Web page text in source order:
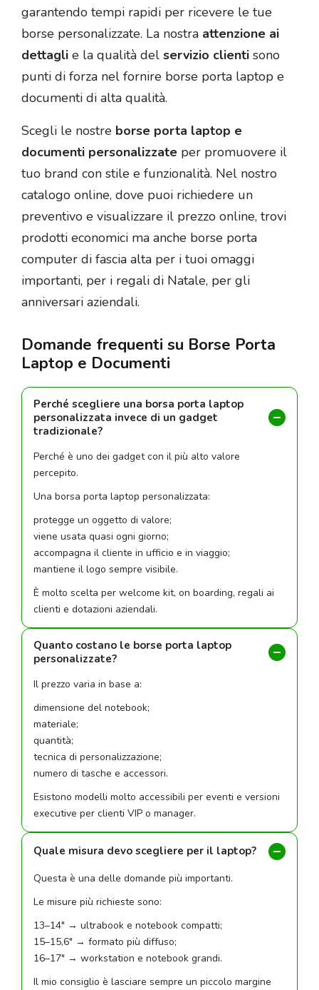
garantendo tempi rapidi per ricevere le tue
borse personalizzate. La nostra attenzione ai
dettagli e la qualità del servizio clienti sono
punti di forza nel fornire borse porta laptop e
documenti di alta qualità.
Scegli le nostre borse porta laptop e
documenti personalizzate per promuovere il
tuo brand con stile e funzionalità. Nel nostro
catalogo online, dove puoi richiedere un
preventivo e visualizzare il prezzo online, trovi
prodotti economici ma anche borse porta
computer di fascia alta per i tuoi omaggi
importanti, per i regali di Natale, per gli
anniversari aziendali.
Domande frequenti su Borse Porta
Laptop e Documenti
Perché scegliere una borsa porta laptop
personalizzata invece di un gadget
tradizionale?
Perché è uno dei gadget con il più alto valore
percepito.
Una borsa porta laptop personalizzata:
protegge un oggetto di valore;
viene usata quasi ogni giorno;
accompagna il cliente in ufficio e in viaggio;
mantiene il logo sempre visibile.
È molto scelta per welcome kit, on boarding, regali ai
clienti e dotazioni aziendali.
Quanto costano le borse porta laptop
personalizzate?
Il prezzo varia in base a:
dimensione del notebook;
materiale;
quantità;
tecnica di personalizzazione;
numero di tasche e accessori.
Esistono modelli molto accessibili per eventi e versioni
executive per clienti VIP o manager.
Quale misura devo scegliere per il laptop?
Questa è una delle domande più importanti.
Le misure più richieste sono:
13–14" → ultrabook e notebook compatti;
15–15,6" → formato più diffuso;
16–17" → workstation e notebook grandi.
Il mio consiglio è lasciare sempre un piccolo margine